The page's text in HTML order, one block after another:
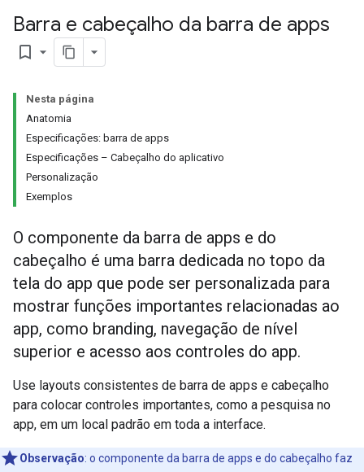
Barra e cabeçalho da barra de apps
bookmark_border
Nesta página
Anatomia
Especificações: barra de apps
Especificações – Cabeçalho do aplicativo
Personalização
Exemplos
O componente da barra de apps e do
cabeçalho é uma barra dedicada no topo da
tela do app que pode ser personalizada para
mostrar funções importantes relacionadas ao
app, como branding, navegação de nível
superior e acesso aos controles do app.
Use layouts consistentes de barra de apps e cabeçalho
para colocar controles importantes, como a pesquisa no
app, em um local padrão em toda a interface.
Observação: o componente da barra de apps e do cabeçalho faz